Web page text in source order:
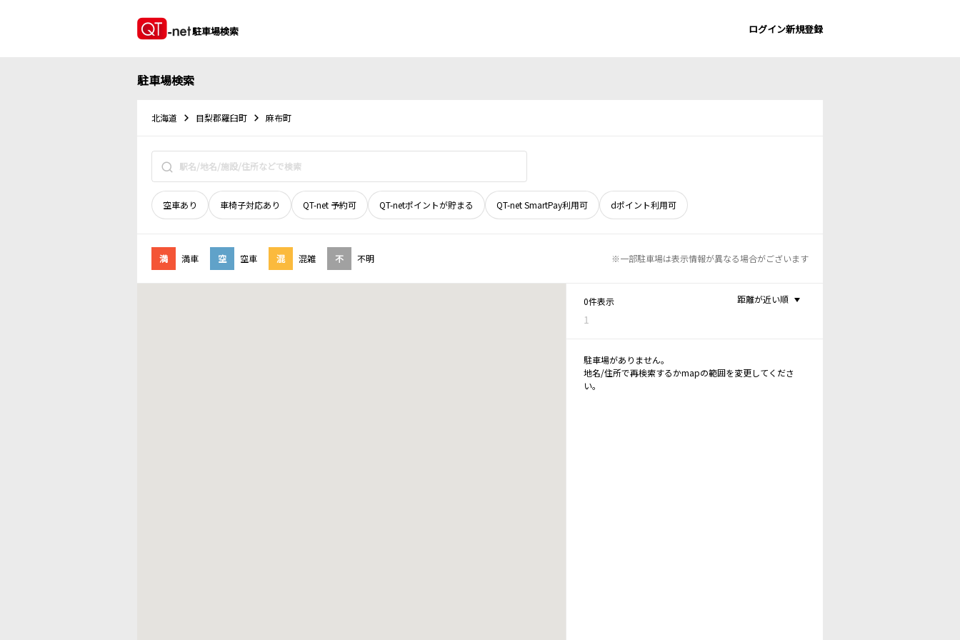
駐車場検索 ログイン新規登録
駐車場検索
北海道 目梨郡羅臼町 麻布町
空車あり 車椅子対応あり QT-net 予約可 QT-netポイントが貯まる QT-net SmartPay利用可 dポイント利用可
満 満車 空 空車 混 混雑 不 不明 ※一部駐車場は表示情報が異なる場合がございます
0件表示
1
距離が近い順
駐車場がありません。
地名/住所で再検索するかmapの範囲を変更してくださ
い。